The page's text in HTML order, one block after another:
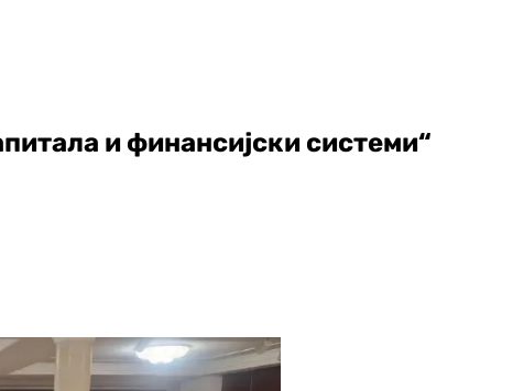
и финансијски системи“